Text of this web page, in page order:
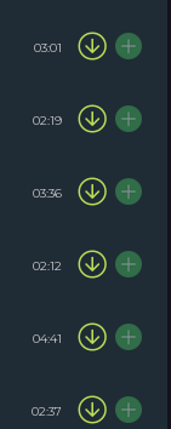
03:01
02:19
03:36
02:12
04:41
02:37